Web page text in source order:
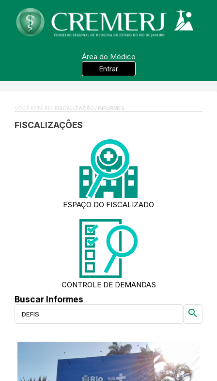
Área do Médico
Entrar
VOCÊ ESTÁ EM: FISCALIZAÇÃO / INFORMES
FISCALIZAÇÕES
ESPAÇO DO FISCALIZADO
CONTROLE DE DEMANDAS
Buscar Informes
search